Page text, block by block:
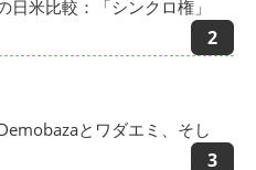
米比較：「シンクロ権」
とワダエミ、そし